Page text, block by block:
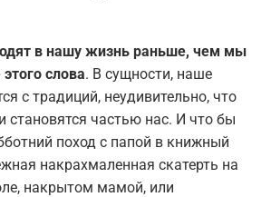
в нашу жизнь раньше, чем мы
слова. В сущности, наше
с традиций, неудивительно, что
становятся частью нас. И что бы
поход с папой в книжный
накрахмаленная скатерть на
накрытом мамой, или